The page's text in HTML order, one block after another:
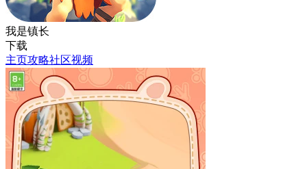
我是镇长
下载
主页攻略社区视频